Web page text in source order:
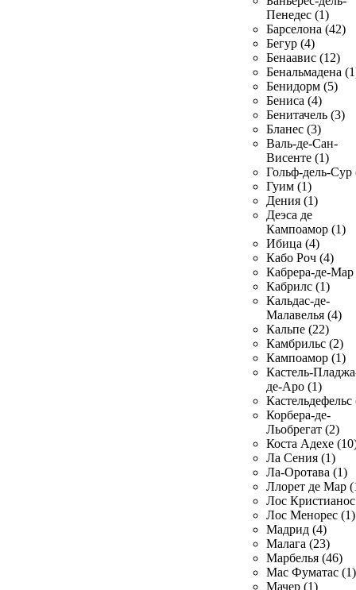
Пенедес (1)
Барселона (42)
Бегур (4)
Бенаавис (12)
Бенальмадена
Бенидорм (5)
Бениса (4)
Бенитачель (3)
Бланес (3)
Валь-де-Сан-
Висенте (1)
Гольф-дель-Сур
Гуим (1)
Дения (1)
Деэса де
Кампоамор (1)
Ибица (4)
Кабо Роч (4)
Кабрера-де-Мар
Кабрилс (1)
Кальдас-де-
Малавелья (4)
Кальпе (22)
Камбрильс (2)
Кампоамор (1)
Кастель-
де-Аро (1)
Кастельдефельс
Корбера-де-
Льобрегат (2)
Коста Адехе
Ла Сения (1)
Ла-Оротава (1)
Ллорет де Мар
Лос
Лос Менорес (1)
Мадрид (4)
Малага (23)
Марбелья (46)
Мас Фуматас (1)
Мачер (1)